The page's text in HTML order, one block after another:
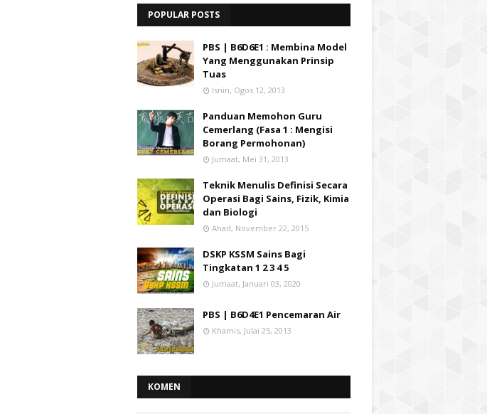
POPULAR POSTS
PBS | B6D6E1 : Membina Model
Yang Menggunakan Prinsip
Tuas
Isnin, Ogos 12, 2013
Panduan Memohon Guru
Cemerlang (Fasa 1 : Mengisi
Borang Permohonan)
Jumaat, Mei 31, 2013
Teknik Menulis Definisi Secara
Operasi Bagi Sains, Fizik, Kimia
dan Biologi
Ahad, November 22, 2015
DSKP KSSM Sains Bagi
Tingkatan 1 2 3 4 5
Jumaat, Januari 03, 2020
PBS | B6D4E1 Pencemaran Air
Khamis, Julai 25, 2013
KOMEN